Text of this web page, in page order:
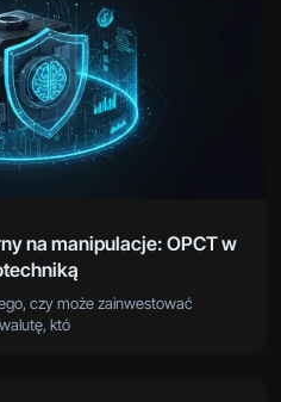
na manipulacje: OPCT w
czy może zainwestować
któ